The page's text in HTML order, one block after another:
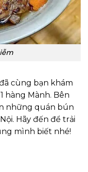
cùng bạn khám
hàng Mành. Bên
những quán bún
Hãy đến để trải
mình biết nhé!